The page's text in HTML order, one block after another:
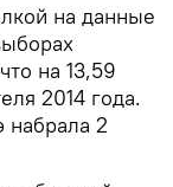
на данные
на 13,59
2014 года.
набрала 2